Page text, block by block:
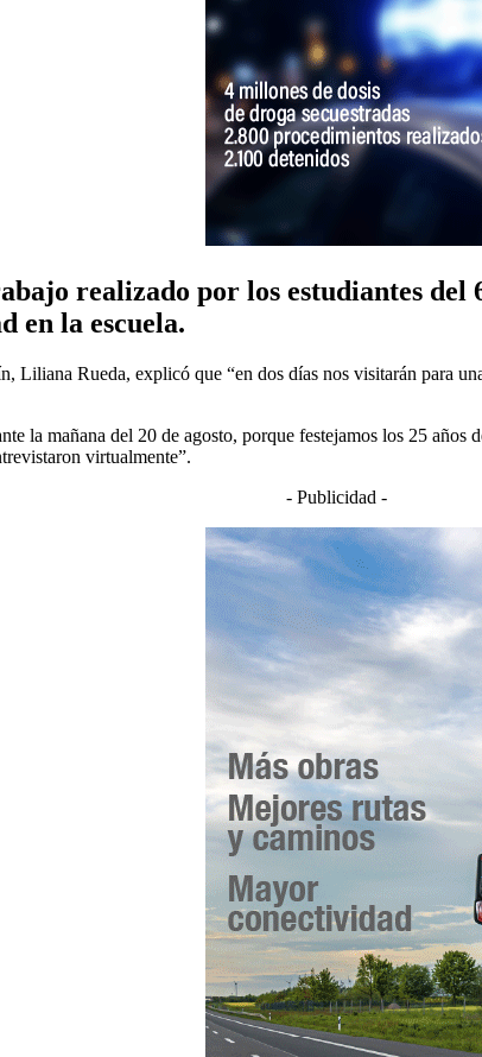
realizado por los estudiantes
en la escuela.
Liliana Rueda, explicó que “en dos días nos visitarán para
la mañana del 20 de agosto, porque festejamos los 25
virtualmente”.
- Publicidad -